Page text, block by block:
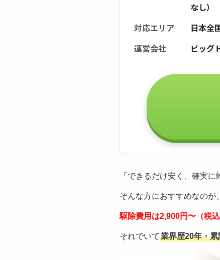
なし）
対応エリア
日本全
運営会社
ビッグ
「できるだけ安く、確実
そんな方におすすめなのが、
駆除費用は2,900円〜（税
それでいて 業界歴20年・